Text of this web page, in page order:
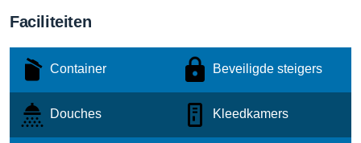
Faciliteiten
Container Beveiligde steigers
Douches Kleedkamers